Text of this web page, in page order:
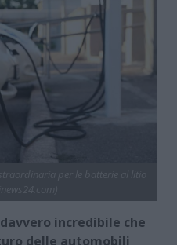
incredibile che
delle automobili